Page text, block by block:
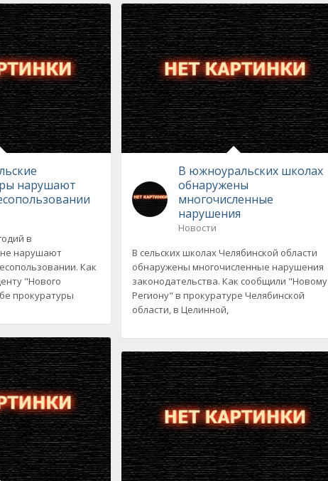
нарушают
в
нарушают
Как
"Нового
прокуратуры
В южноуральских школах
обнаружены
многочисленные
нарушения
Новости
В сельских школах Челябинской области
обнаружены многочисленные нарушения
законодательства. Как сообщили "Новому
Региону" в прокуратуре Челябинской
области, в Целинной,